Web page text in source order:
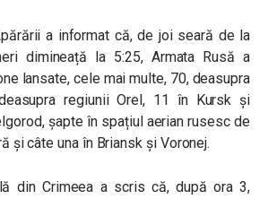
a informat că, de joi seară de la
dimineață la 5:25, Armata Rusă a
lansate, cele mai multe, 70, deasupra
regiunii Orel, 11 în Kursk și
șapte în spațiul aerian rusesc de
și câte una în Briansk și Voronej.
din Crimeea a scris că, după ora 3,